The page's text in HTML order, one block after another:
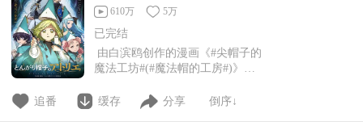
610万 5万
已完结
由白滨鸥创作的漫画《#尖帽子的
魔法工坊#(#魔法帽的工房#)》宣
个偏远村庄的少女可可一直渴望成
追番 缓存 分享 倒序↓